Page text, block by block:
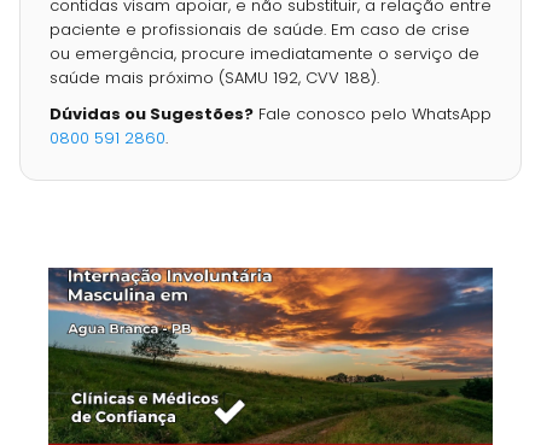
contidas visam apoiar, e não substituir, a relação entre
paciente e profissionais de saúde. Em caso de crise
ou emergência, procure imediatamente o serviço de
saúde mais próximo (SAMU 192, CVV 188).
Dúvidas ou Sugestões? Fale conosco pelo WhatsApp
0800 591 2860.